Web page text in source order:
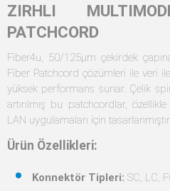
ZIRHLI
PATCHCORD
Fiber4u, 50/125µm çekirdek
Fiber Patchcord çözümleri ile veri
yüksek performans sunar. Çelik
artırılmış bu patchcordlar,
LAN uygulamaları için tasarlanmıştır.
Ürün Özellikleri:
Konnektör Tipleri: SC, LC,